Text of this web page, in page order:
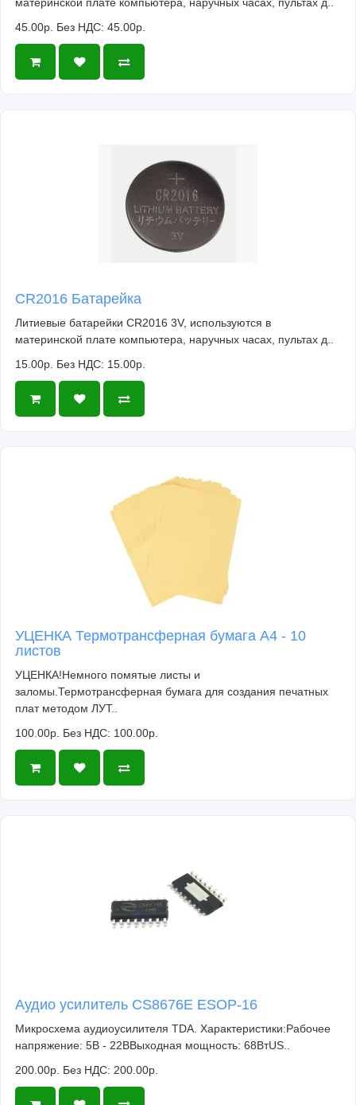
материнской плате компьютера, наручных часах, пультах д..
45.00р. Без НДС: 45.00р.
CR2016 Батарейка
Литиевые батарейки CR2016 3V, используются в
материнской плате компьютера, наручных часах, пультах д..
15.00р. Без НДС: 15.00р.
УЦЕНКА Термотрансферная бумага А4 - 10
листов
УЦЕНКА!Немного помятые листы и
заломы.Термотрансферная бумага для создания печатных
плат методом ЛУТ..
100.00р. Без НДС: 100.00р.
Аудио усилитель CS8676E ESOP-16
Микросхема аудиоусилителя TDA. Характеристики:Рабочее
напряжение: 5В - 22ВВыходная мощность: 68ВтUS..
200.00р. Без НДС: 200.00р.